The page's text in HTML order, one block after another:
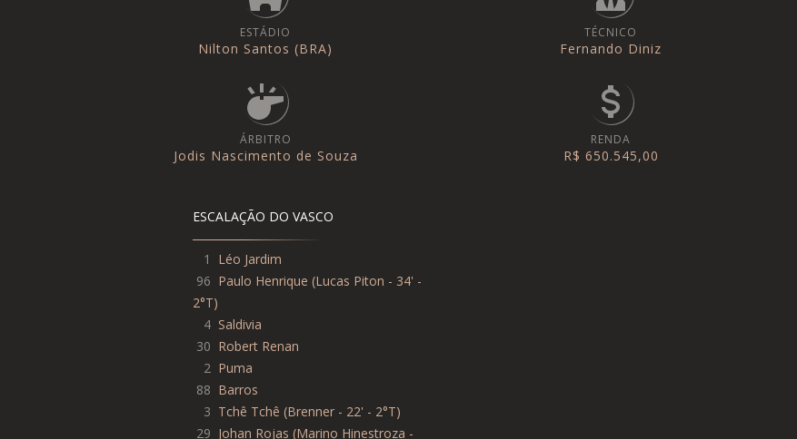
ESTÁDIO
Nilton Santos (BRA)
TÉCNICO
Fernando Diniz
ÁRBITRO
Jodis Nascimento de Souza
RENDA
R$ 650.545,00
ESCALAÇÃO DO VASCO
1
Léo Jardim
96 Paulo Henrique (Lucas Piton - 34' -
2°T)
4 Saldivia
30 Robert Renan
2 Puma
88 Barros
3 Tchê Tchê (Brenner - 22' - 2°T)
29 Johan Rojas (Marino Hinestroza -